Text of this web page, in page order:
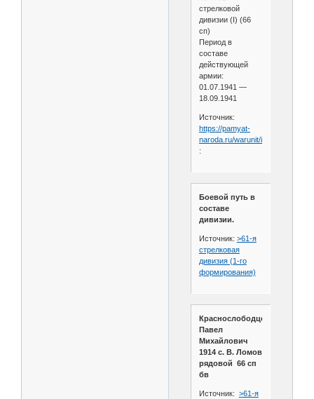
стрелковой
дивизии (I) (66
сп)
Период в
составе
действующей
армии:
01.07.1941 —
18.09.1941
Источник:
https://pamyat-
naroda.ru/warunit/id11798
:
Боевой путь в
составе
дивизии.
Источник: >61-я
стрелковая
дивизия (1-го
формирования)
Краснослободцев
Павел
Михайлович
1914 с. В. Ломов
рядовой 66 сп
бв
Источник: >61-я